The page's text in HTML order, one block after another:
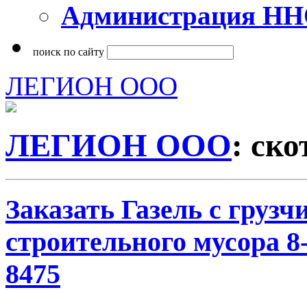
Администрация
поиск по сайту
ЛЕГИОН ООО
ЛЕГИОН ООО:
Заказать Газель с
строительного мусора
8475